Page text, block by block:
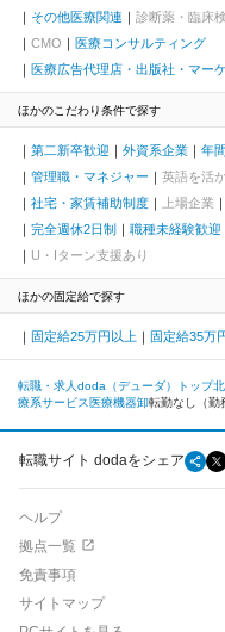
その他医療関連
診断薬・臨床
CMO
医療コンサルティング
医療広告代理店・出版社・マー
ほかのこだわり条件で探す
第二新卒歓迎 外資系企業 年
管理職・マネジャー
英語を活
社宅・家賃補助制度
上場企業
完全週休2日制
職種未経験歓迎
U・Iターン支援あり
ほかの固定給で探す
固定給25万円以上 固定給35万
転職・求人doda（デューダ）トップ
療系サービス 医療機器卸転勤なし（勤
転職サイト dodaをシェア
ヘルプ
拠点一覧
免責事項
サイトマップ